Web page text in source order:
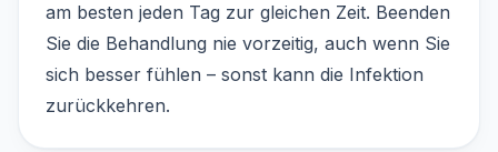
am besten jeden Tag zur gleichen Zeit. Beenden
Sie die Behandlung nie vorzeitig, auch wenn Sie
sich besser fühlen – sonst kann die Infektion
zurückkehren.